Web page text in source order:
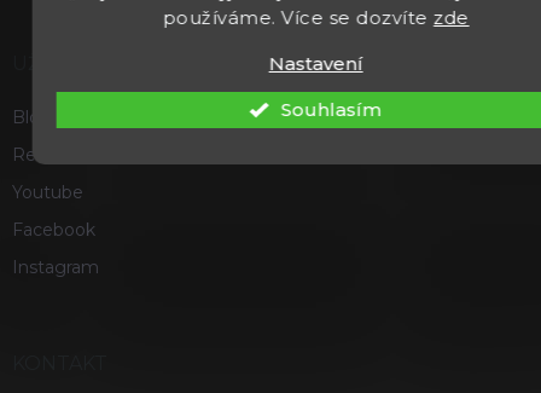
používáme. Více se dozvíte zde
Nastavení
Souhlasím
Blog
Recenze a hodnocení
Youtube
Facebook
Instagram